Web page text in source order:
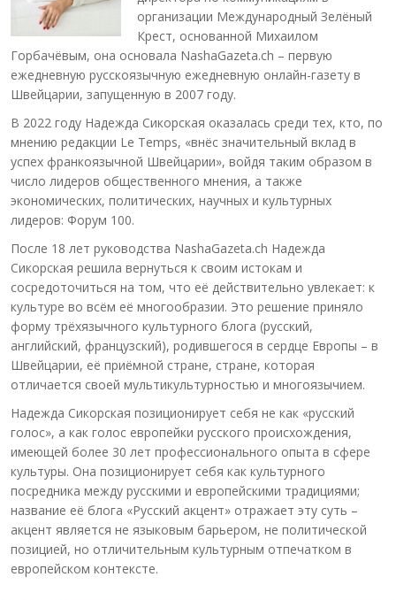
организации Международный Зелёный
Крест, основанной Михаилом
Горбачёвым, она основала NashaGazeta.ch – первую
ежедневную русскоязычную ежедневную онлайн-газету в
Швейцарии, запущенную в 2007 году.
В 2022 году Надежда Сикорская оказалась среди тех, кто, по
мнению редакции Le Temps, «внёс значительный вклад в
успех франкоязычной Швейцарии», войдя таким образом в
число лидеров общественного мнения, а также
экономических, политических, научных и культурных
лидеров: Форум 100.
После 18 лет руководства NashaGazeta.ch Надежда
Сикорская решила вернуться к своим истокам и
сосредоточиться на том, что её действительно увлекает: к
культуре во всём её многообразии. Это решение приняло
форму трёхязычного культурного блога (русский,
английский, французский), родившегося в сердце Европы – в
Швейцарии, её приёмной стране, стране, которая
отличается своей мультикультурностью и многоязычием.
Надежда Сикорская позиционирует себя не как «русский
голос», а как голос европейки русского происхождения,
имеющей более 30 лет профессионального опыта в сфере
культуры. Она позиционирует себя как культурного
посредника между русскими и европейскими традициями;
название её блога «Русский акцент» отражает эту суть –
акцент является не языковым барьером, не политической
позицией, но отличительным культурным отпечатком в
европейском контексте.